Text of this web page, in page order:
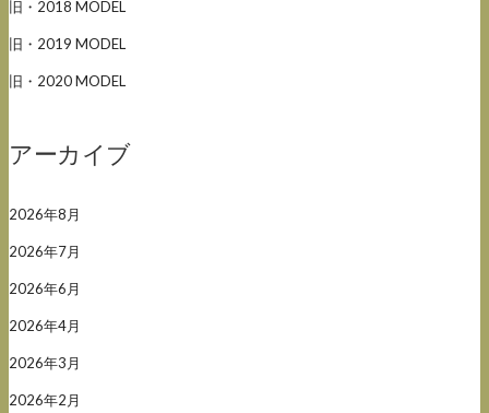
旧・2018 MODEL
旧・2019 MODEL
旧・2020 MODEL
アーカイブ
2026年8月
2026年7月
2026年6月
2026年4月
2026年3月
2026年2月